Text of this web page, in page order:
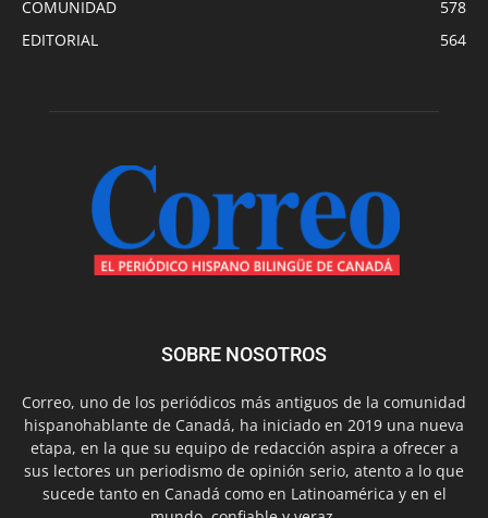
COMUNIDAD
578
EDITORIAL
564
SOBRE NOSOTROS
Correo, uno de los periódicos más antiguos de la comunidad
hispanohablante de Canadá, ha iniciado en 2019 una nueva
etapa, en la que su equipo de redacción aspira a ofrecer a
sus lectores un periodismo de opinión serio, atento a lo que
sucede tanto en Canadá como en Latinoamérica y en el